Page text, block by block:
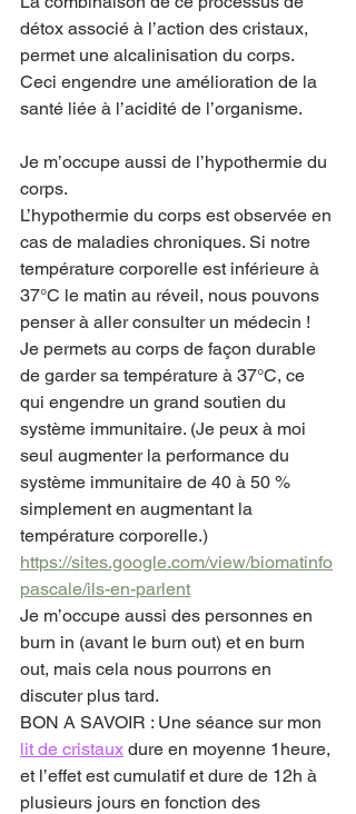
détox associé à l’action des cristaux,
permet une alcalinisation du corps.
Ceci engendre une amélioration de la
santé liée à l’acidité de l’organisme.
Je m’occupe aussi de l’hypothermie du
corps.
L’hypothermie du corps est observée en
cas de maladies chroniques. Si notre
température corporelle est inférieure à
37°C le matin au réveil, nous pouvons
penser à aller consulter un médecin !
Je permets au corps de façon durable
de garder sa température à 37°C, ce
qui engendre un grand soutien du
système immunitaire. (Je peux à moi
seul augmenter la performance du
système immunitaire de 40 à 50 %
simplement en augmentant la
température corporelle.)
https://sites.google.com/view/biomatinfo
pascale/ils-en-parlent
Je m’occupe aussi des personnes en
burn in (avant le burn out) et en burn
out, mais cela nous pourrons en
discuter plus tard.
BON A SAVOIR : Une séance sur mon
lit de cristaux dure en moyenne 1heure,
et l’effet est cumulatif et dure de 12h à
plusieurs jours en fonction des